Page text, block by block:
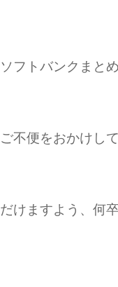
フトバンクまと
不便をおかけし
けますよう、何